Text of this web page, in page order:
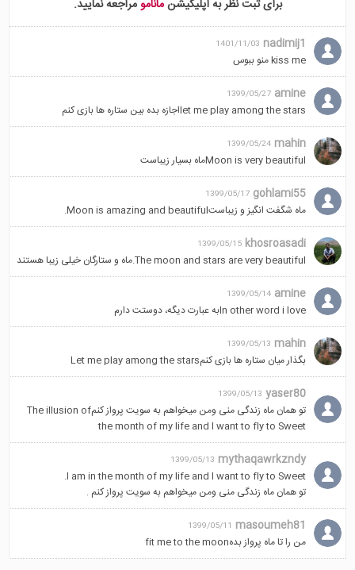
برای ثبت نظر به اپلیکیشنمانامومراجعه نمایید.
nadimij1
1401/11/03
kiss me منو ببوس
amine
1399/05/27
let me play among the starsاجازه بده بین ستاره ها بازی کنم
mahin
1399/05/24
Moon is very beautifulماه بسیار زیباست
gohlami55
1399/05/17
ماه شگفت انگیز و زیباستMoon is amazing and beautiful.
khosroasadi
1399/05/15
The moon and stars are very beautiful.ماه و ستارگان خیلی زیبا هستند
amine
1399/05/14
In other word i loveبه عبارت دیگه، دوستت دارم
mahin
1399/05/13
بگذار میان ستاره ها بازی کنمLet me play among the stars
yaser80
1399/05/13
تو همان ماه زندگی منی ومن میخواهم به سویت پرواز کنمThe illusion of
the month of my life and I want to fly to Sweet
mythaqawrkzndy
1399/05/13
I am in the month of my life and I want to fly to Sweet.
تو همان ماه زندگی منی ومن میخواهم به سویت پرواز کنم .
masoumeh81
1399/05/11
من را تا ماه پرواز بدهfit me to the moon